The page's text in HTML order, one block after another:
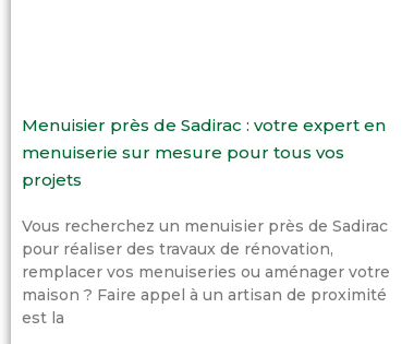
Menuisier près de Sadirac : votre expert en
menuiserie sur mesure pour tous vos
projets
Vous recherchez un menuisier près de Sadirac
pour réaliser des travaux de rénovation,
remplacer vos menuiseries ou aménager votre
maison ? Faire appel à un artisan de proximité
est la